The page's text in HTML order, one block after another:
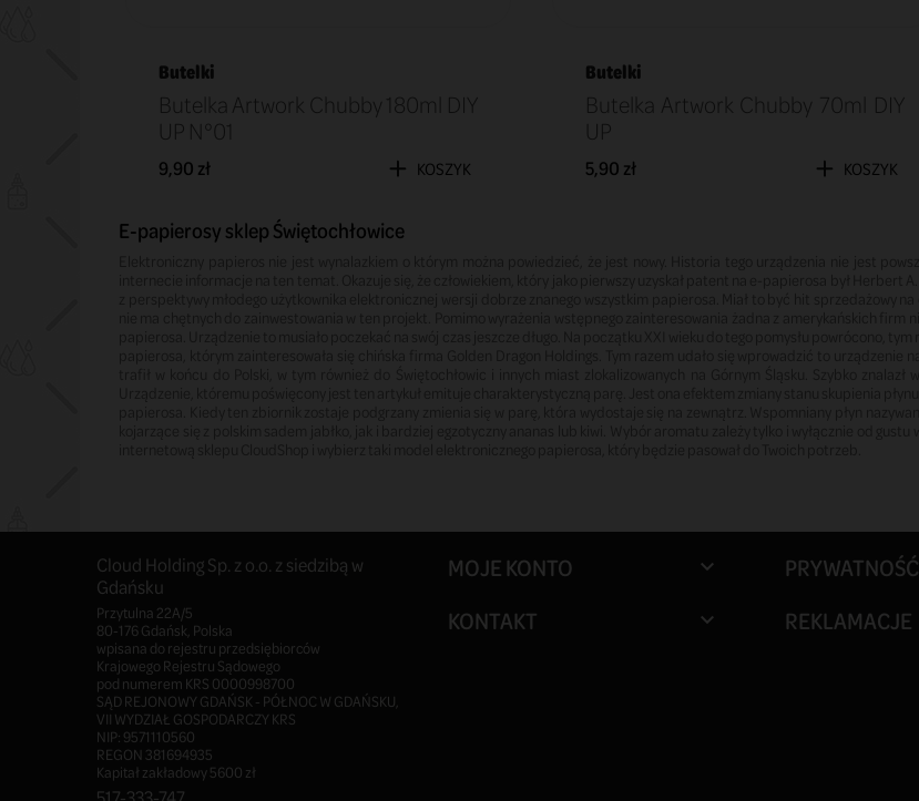
Butelki
Butelka Artwork Chubby 180ml DIY
UP N°01
9,90 zł KOSZYK
Butelki
Butelka Artwork Chubby 70ml DIY
UP
5,90 zł KOSZYK
E-papierosy sklep Świętochłowice
Cloud Holding Sp. z o.o. z siedzibą w
Gdańsku
Przytulna 22A/5
80-176 Gdańsk, Polska
wpisana do rejestru przedsiębiorców
Krajowego Rejestru Sądowego
pod numerem KRS 0000998700
SĄD REJONOWY GDAŃSK - PÓŁNOC W GDAŃSKU,
VII WYDZIAŁ GOSPODARCZY KRS
NIP: 9571110560
REGON 381694935
Kapitał zakładowy 5600 zł
MOJE KONTO 
KONTAKT 
PRYWATNOŚĆ
REKLAMACJE